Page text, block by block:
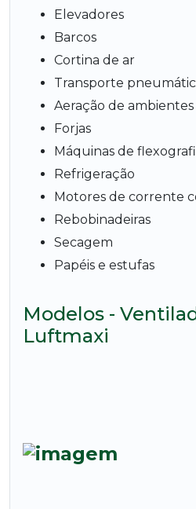
Elevadores
Barcos
Cortina de ar
Transporte
Aeração de ambientes
Forjas
Máquinas de
Refrigeração
Motores de corrente
Rebobinadeiras
Secagem
Papéis e estufas
Modelos -
Luftmaxi